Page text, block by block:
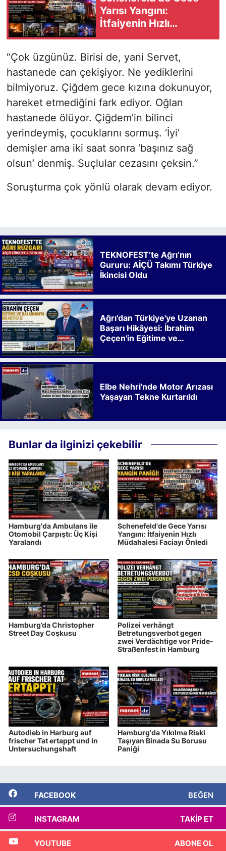
Yarısı Yangını:
İtfaiyenin Hızlı
“Çok üzgünüz. Birisi de, yani Servet,
hastanede can çekişiyor. Ne yediklerini
bilmiyoruz. Çiğdem gece kızına dokunuyor,
hareket etmediğini fark ediyor. Oğlan
hastanede ölüyor. Çiğdem’in bilinci
yerindeymiş, çocuklarını sormuş. ‘İyi’
demişler ama iki saat sonra ‘başınız sağ
olsun’ denmiş. Suçlular cezasını çeksin.”
Soruşturma çok yönlü olarak devam ediyor.
TEKNOFEST’te Ağrı’nın
Gururu: AİÇÜ Takımı Türkiye
İkincisi Oldu
Ağrı'dan Türkiye'ye Uzanan
Başarı Hikâyesi: İbrahim
Çeçen'in Eğitime ve
Elbe Nehri'nde Motor Arızası
Yaşayan Tekne Kurtarıldı
Bunlar da ilginizi çekebilir
Hamburg'da Ambulans ile
Otomobil Çarpıştı: Üç Kişi
Yaralandı
Schenefeld'de Gece Yarısı
Yangını: İtfaiyenin Hızlı
Müdahalesi Faciayı Önledi
Hamburg’da Christopher
Street Day Coşkusu
Polizei verhängt
Betretungsverbot gegen
zwei Verdächtige vor Pride-
Straßenfest in Hamburg
Autodieb in Harburg auf
frischer Tat ertappt und in
Untersuchungshaft
Hamburg'da Yıkılma Riski
Taşıyan Binada Su Borusu
Paniği
FACEBOOK BEĞEN
INSTAGRAM TAKIP ET
YOUTUBE ABONE OL